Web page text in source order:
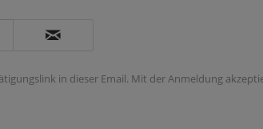
in dieser Email. Mit der Anmeldung